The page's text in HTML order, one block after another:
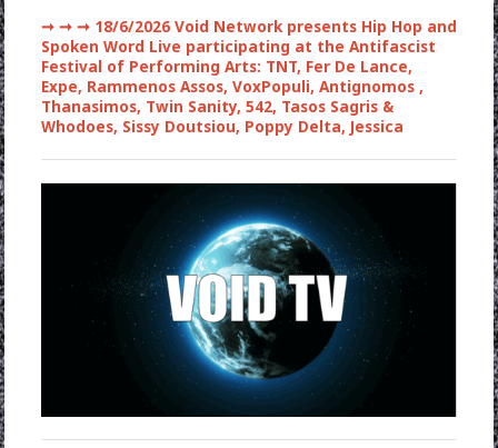
➞ ➞ ➞18/6/2026 Void Network presents Hip Hop and
Spoken Word Live participating at the Antifascist
Festival of Performing Arts: TNT, Fer De Lance,
Expe, Rammenos Assos, VoxPopuli, Antignomos ,
Thanasimos, Twin Sanity, 542, Tasos Sagris &
Whodoes, Sissy Doutsiou, Poppy Delta, Jessica